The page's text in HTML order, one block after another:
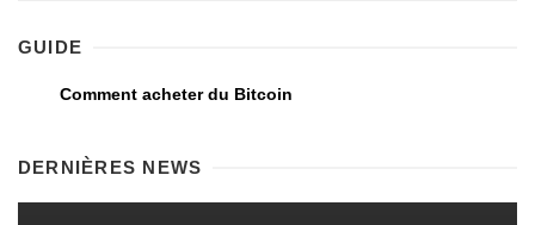
GUIDE
Comment acheter du Bitcoin
DERNIÈRES NEWS